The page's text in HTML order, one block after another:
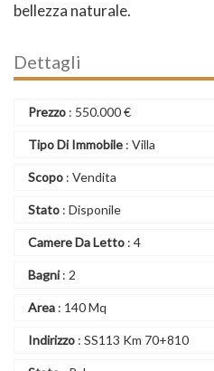
bellezza naturale.
Dettagli
Prezzo : 550.000€
Tipo Di Immobile : Villa
Scopo : Vendita
Stato : Disponile
Camere Da Letto : 4
Bagni: 2
Area : 140 Mq
Indirizzo : SS113 Km 70+810